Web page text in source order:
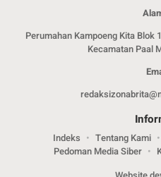
Perumahan Kampoeng Kita Blok
Kecamatan Paal
Indeks Tentang Kami
Pedoman Media Siber